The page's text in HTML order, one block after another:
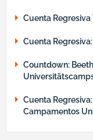
Cuenta
Cuenta
Countdown:
Cuenta
Campamentos